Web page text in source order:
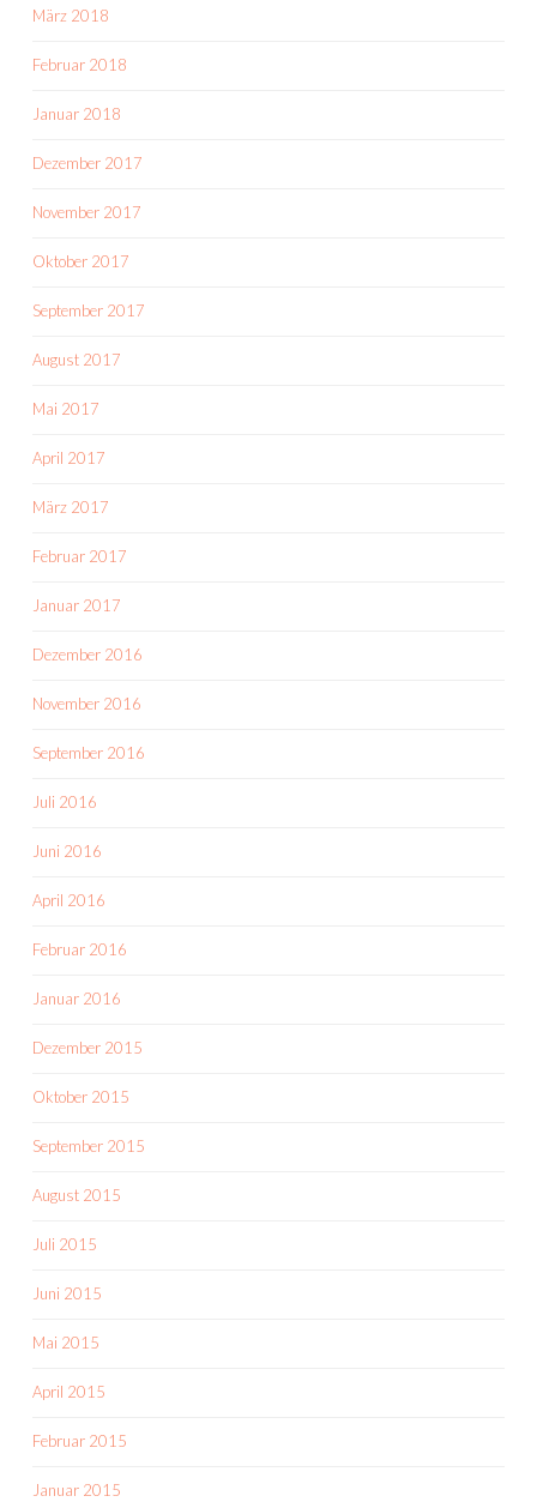
März 2018
Februar 2018
Januar 2018
Dezember 2017
November 2017
Oktober 2017
September 2017
August 2017
Mai 2017
April 2017
März 2017
Februar 2017
Januar 2017
Dezember 2016
November 2016
September 2016
Juli 2016
Juni 2016
April 2016
Februar 2016
Januar 2016
Dezember 2015
Oktober 2015
September 2015
August 2015
Juli 2015
Juni 2015
Mai 2015
April 2015
Februar 2015
Januar 2015